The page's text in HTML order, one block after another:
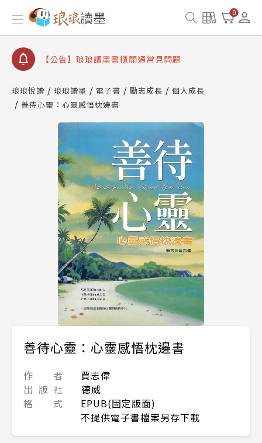
0
【公告】因 Readmoo 讀墨系統維護中，本站同步暫
停部分閱讀服務
【公告】琅琅讀墨數位閱讀資產合併與書櫃開通申請
【公告】琅琅讀墨書櫃開通常見問題
請圖文教學
【公告】琅琅書店服務升級重要說明及資產合併結果
查詢
【公告】因 Readmoo 讀墨系統維護中，本站同步暫
停部分閱讀服務
琅琅悅讀 琅琅讀墨 電子書 勵志成長
個人成長
善待心靈：心靈感悟枕邊書
善待心靈：心靈感悟枕邊書
作 者
賈志偉
出 版 社
德威
格 式
EPUB(固定版面)
不提供電子書檔案另存下載